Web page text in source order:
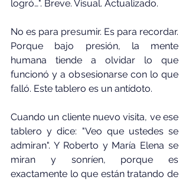
logró…". Breve. Visual. Actualizado.
No es para presumir. Es para recordar.
Porque bajo presión, la mente
humana tiende a olvidar lo que
funcionó y a obsesionarse con lo que
falló. Este tablero es un antídoto.
Cuando un cliente nuevo visita, ve ese
tablero y dice: "Veo que ustedes se
admiran". Y Roberto y María Elena se
miran y sonríen, porque es
exactamente lo que están tratando de